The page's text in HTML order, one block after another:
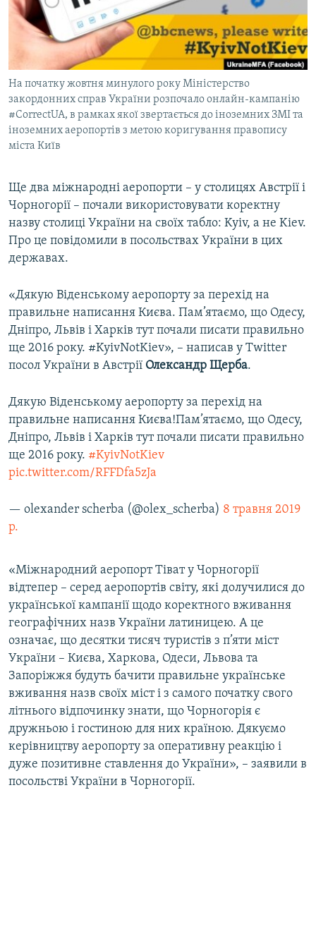
ВІДЕОУРОКИ «ELIFBE»
СВІДЧЕННЯ ОКУПАЦІЇ
УКРАЇНСЬКА ПРОБЛЕМА КРИМУ
ІНФОГРАФІКА
Русский
Qırımtatar
ДОЛУЧАЙСЯ!
На початку жовтня минулого року Міністерство
закордонних справ України розпочало онлайн-кампанію
#CorrectUA, в рамках якої звертається до іноземних ЗМІ та
іноземних аеропортів з метою коригування правопису
міста Київ
Ще два міжнародні аеропорти – у столицях Австрії і
Чорногорії – почали використовувати коректну
назву столиці України на своїх табло: Kyiv, а не Kiev.
Про це повідомили в посольствах України в цих
державах.
«Дякую Віденському аеропорту за перехід на
правильне написання Києва. Пам’ятаємо, що Одесу,
Дніпро, Львів і Харків тут почали писати правильно
ще 2016 року. #KyivNotKiev», – написав у Twitter
посол України в Австрії Олександр Щерба.
Дякую Віденському аеропорту за перехід на
правильне написання Києва!Пам’ятаємо, що Одесу,
Дніпро, Львів і Харків тут почали писати правильно
ще 2016 року. #KyivNotKiev
pic.twitter.com/RFFDfa5zJa
— olexander scherba (@olex_scherba) 8 травня 2019
р.
«Міжнародний аеропорт Тіват у Чорногорії
відтепер – серед аеропортів світу, які долучилися до
української кампанії щодо коректного вживання
географічних назв України латиницею. А це
означає, що десятки тисяч туристів з п’яти міст
України – Києва, Харкова, Одеси, Львова та
Запоріжжя будуть бачити правильне українське
вживання назв своїх міст і з самого початку свого
літнього відпочинку знати, що Чорногорія є
дружньою і гостиною для них країною. Дякуємо
керівництву аеропорту за оперативну реакцію і
дуже позитивне ставлення до України», – заявили в
посольстві України в Чорногорії.